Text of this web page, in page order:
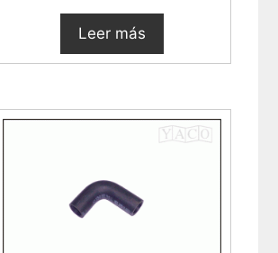
Leer más